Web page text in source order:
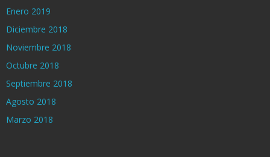
Enero 2019
Diciembre 2018
Noviembre 2018
Octubre 2018
Septiembre 2018
Agosto 2018
Marzo 2018